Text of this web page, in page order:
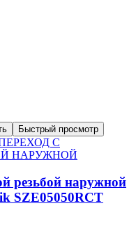
Быстрый просмотр
С
НАРУЖНОЙ
резьбой наружной
SZE05050RCT